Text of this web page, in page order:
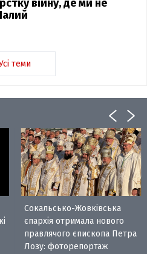
війну, де ми не
теми
Сокальсько-Жовківська
єпархія отримала нового
правлячого єпископа Петра
Лозу: фоторепортаж